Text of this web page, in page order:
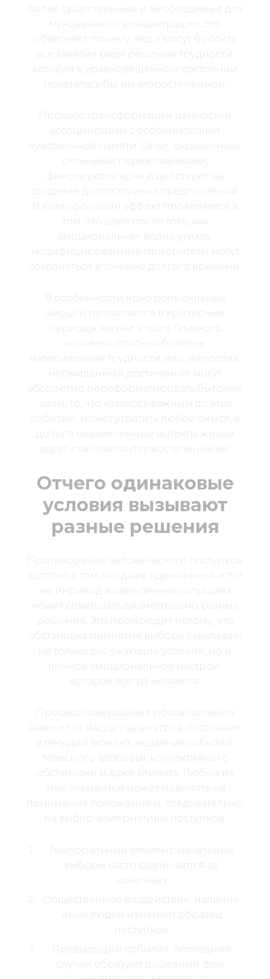
более существенные и необходимые для
мгновенного концентрации. Это
объясняет, почему люди могут бросить
все занятия ради решения трудности,
которая в уравновешенном состоянии
показалась бы им второстепенной.
Процесс трансформации ценностей
ассоциирован с особенностями
чувственной памяти. Опыт, окрашенные
сильными переживаниями,
фиксируются ярче и действуют на
создание долгосрочных предпочтений.
В казино онлайн эффект проявляется в
том, что даже после того, как
эмоциональная волна утихла,
модифицированные приоритеты могут
сохраняться в течение долгого времени.
В особенности ярко роль сильных
эмоций проявляется в кризисные
периоды жизни. Утрата близкого
человека, опасная болезнь,
материальные трудности или, напротив,
неожиданный достижение могут
абсолютно переформатировать бытовые
цели. То, что казалось важным до этих
событий, может утратить любое смысл, а
до того незамеченные аспекты жизни
вдруг становятся первостепенными.
Отчего одинаковые
условия вызывают
разные решения
Противоречие человеческого поступков
состоит в том, что даже идентичный и тот
же индивид в идентичных ситуациях
может совершать диаметрально разные
решения. Это происходит потому, что
обстановка принятия выбора охватывает
не только окружающие условия, но и
личное эмоциональное настрой,
которое всегда меняется.
Процесс совершения постановления
зависит от массы параметров: состояния
в текущий момент, недавних событий,
телесного здоровья, коллективного
обстановки и даже климата. Любой из
этих элементов может повлиять на
понимание положения и, следовательно,
на выбор альтернативы поступков.
Темпоральный элемент: начальные
выборы часто различаются от
конечных
Общественное воздействие: наличие
иных людей изменяет образец
поступков
Предыдущий события: последние
случаи образуют душевный фон,